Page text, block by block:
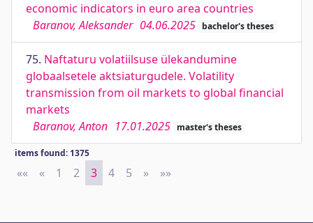
economic indicators in euro area countries
Baranov, Aleksander 04.06.2025 bachelor's theses
75. Naftaturu volatiilsuse ülekandumine
globaalsetele aktsiaturgudele. Volatility
transmission from oil markets to global financial
markets
Baranov, Anton 17.01.2025 master's theses
items found: 1375
«« First
« Previous
1 2 3 4 5 » Next
»»